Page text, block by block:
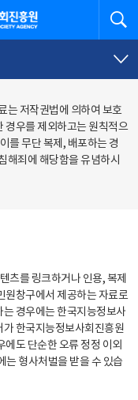
는 저작권법에 의하여 보호
경우를 제외하고는 원칙적으
를 무단 복제, 배포하는 경
해죄에 해당함을 유념하시
츠를 링크하거나 인용, 복제
원창구에서 제공하는 자료로
경우에는 한국지능정보사
가 한국지능정보사회진흥원
도 단순한 오류 정정 이외
는 형사처벌을 받을 수 있습